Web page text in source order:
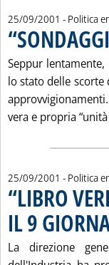
25/09/2001 - Politica
Seppur
lo stato delle
vera e propria
25/09/2001 - Politica
“LIBRO
IL 9
La direzione